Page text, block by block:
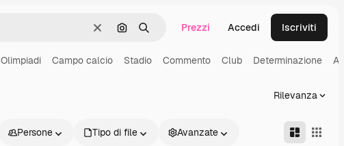
CancellaCerca per immagine
Ricerca Prezzi Accedi Iscriviti
Olimpiadi Campo calcio Stadio Commento Club Determinazione
Rilevanza
Persone Tipo di file Avanzate